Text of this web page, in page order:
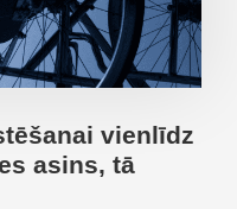
vienlīdz
asins, tā